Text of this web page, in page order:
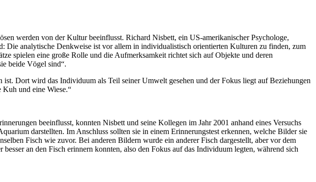
werden von der Kultur beeinflusst. Richard Nisbett, ein US-amerikanischer Psychologe,
Die analytische Denkweise ist vor allem in individualistisch orientierten Kulturen zu finden, zum
spielen eine große Rolle und die Aufmerksamkeit richtet sich auf Objekte und deren
beide Vögel sind“.
Dort wird das Individuum als Teil seiner Umwelt gesehen und der Fokus liegt auf Beziehungen
und eine Wiese.“
beeinflusst, konnten Nisbett und seine Kollegen im Jahr 2001 anhand eines Versuchs
darstellten. Im Anschluss sollten sie in einem Erinnerungstest erkennen, welche Bilder sie
Fisch wie zuvor. Bei anderen Bildern wurde ein anderer Fisch dargestellt, aber vor dem
an den Fisch erinnern konnten, also den Fokus auf das Individuum legten, während sich